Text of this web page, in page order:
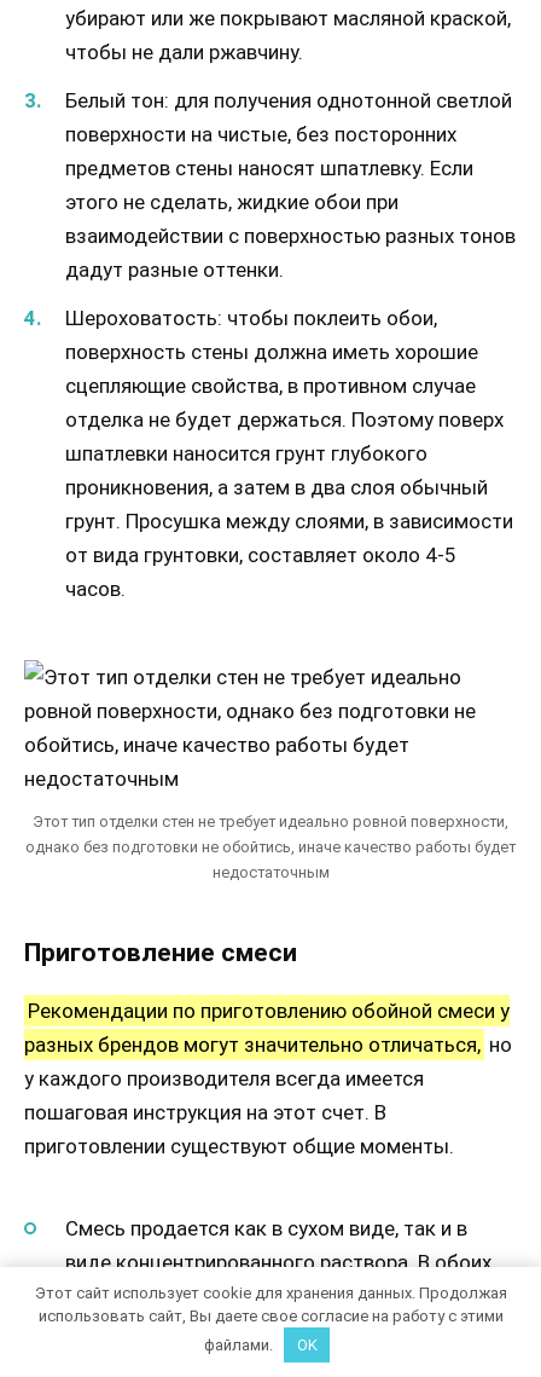
убирают или же покрывают масляной краской,
чтобы не дали ржавчину.
Белый тон: для получения однотонной светлой
поверхности на чистые, без посторонних
предметов стены наносят шпатлевку. Если
этого не сделать, жидкие обои при
взаимодействии с поверхностью разных тонов
дадут разные оттенки.
Шероховатость: чтобы поклеить обои,
поверхность стены должна иметь хорошие
сцепляющие свойства, в противном случае
отделка не будет держаться. Поэтому поверх
шпатлевки наносится грунт глубокого
проникновения, а затем в два слоя обычный
грунт. Просушка между слоями, в зависимости
от вида грунтовки, составляет около 4-5
часов.
Этот тип отделки стен не требует идеально ровной поверхности,
однако без подготовки не обойтись, иначе качество работы будет
недостаточным
Приготовление смеси
Рекомендации по приготовлению обойной смеси у
разных брендов могут значительно отличаться, но
у каждого производителя всегда имеется
пошаговая инструкция на этот счет. В
приготовлении существуют общие моменты.
Смесь продается как в сухом виде, так и в
виде концентрированного раствора. В обоих
случаях разводятся водой согласно
Этот сайт использует cookie для хранения данных. Продолжая
использовать сайт, Вы даете свое согласие на работу с этими
файлами.
OK